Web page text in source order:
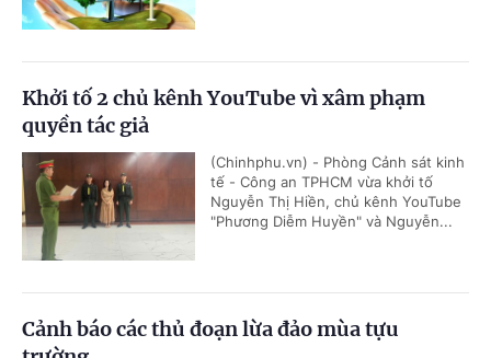
Khởi tố 2 chủ kênh YouTube vì xâm phạm
quyền tác giả
(Chinhphu.vn) - Phòng Cảnh sát kinh
tế - Công an TPHCM vừa khởi tố
Nguyễn Thị Hiền, chủ kênh YouTube
"Phương Diễm Huyền" và Nguyễn...
Cảnh báo các thủ đoạn lừa đảo mùa tựu